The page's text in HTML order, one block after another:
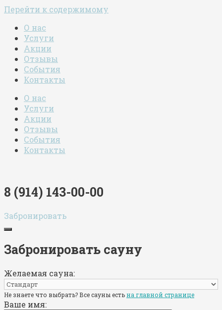
Перейти к содержимому
О нас
Услуги
Акции
Отзывы
События
Контакты
О нас
Услуги
Акции
Отзывы
События
Контакты
8 (914) 143-00-00
Забронировать
Забронировать сауну
Желаемая сауна:
Не знаете что выбрать? Все сауны естьна главной странице
Ваше имя: